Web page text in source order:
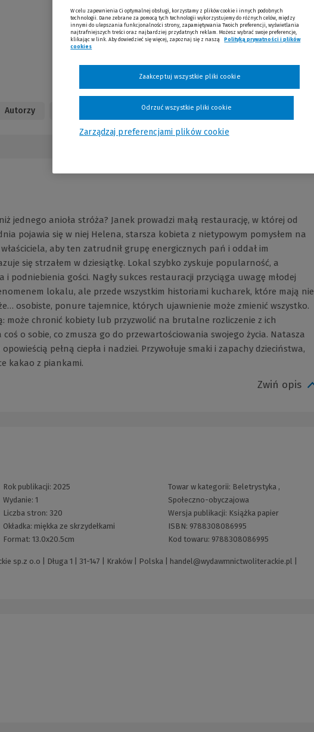
Autorzy
jednego anioła stróża? Janek prowadzi małą restaurację, w której od
pojawia się w niej Helena, starsza kobieta z nietypowym pomysłem na
aby ten zatrudnił grupę energicznych pań i oddał im
się strzałem w dziesiątkę. Lokal szybko zyskuje popularność, a
i podniebienia gości. Nagły sukces restauracji przyciąga uwagę młodej
lokalu, ale przede wszystkim historiami kucharek, które mają nie
osobiste, ponure tajemnice, których ujawnienie może zmienić wszystko.
może chronić kobiety lub przyzwolić na brutalne rozliczenie z ich
coś o sobie, co zmusza go do przewartościowania swojego życia. Natasza
pełną ciepła i nadziei. Przywołuje smaki i zapachy dzieciństwa,
kakao z piankami.
Zwiń opis
Rok publikacji: 2025
Wydanie:1
Liczba stron: 320
Okładka: miękka ze skrzydełkami
Format:13.0x20.5cm
Towar w kategorii: Beletrystyka,
Społeczno-obyczajowa
Wersja publikacji: Książka papier
ISBN: 9788308086995
Kod towaru: 9788308086995
sp.z o.o | Długa 1 | 31-147 | Kraków | Polska | handel@wydawmnictwoliterackie.pl
W celu zapewnienia Ci optymalnej obsługi, korzystamy z plików cookie i innych podobnych
technologii. Dane zebrane za pomocą tych technologii wykorzystujemy do różnych celów, między
innymi do ulepszania funkcjonalności strony, zapamiętywania Twoich preferencji, wyświetlania
najtrafniejszych treści oraz najbardziej przydatnych reklam. Możesz wybrać swoje preferencje,
klikając w link. Aby dowiedzieć się więcej, zapoznaj się z naszą
Polityką prywatności i plików
cookies
Zarządzaj preferencjami plików cookie
Odrzuć wszystkie pliki cookie
Zaakceptuj wszystkie pliki cookie